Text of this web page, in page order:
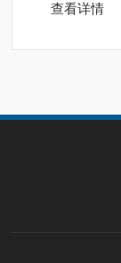
查看详情